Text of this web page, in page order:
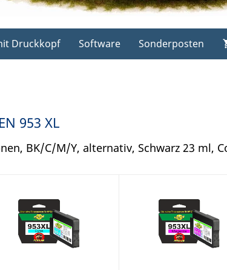
Druckkopf Software Sonderposten
953 XL
BK/C/M/Y, alternativ, Schwarz 23 ml,